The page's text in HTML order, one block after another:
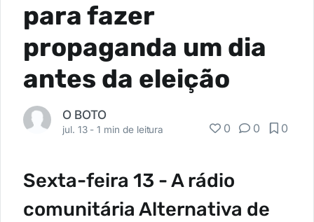
para fazer
propaganda um dia
antes da eleição
O BOTO
jul. 13 -1 min de leitura 0 0 0
Sexta-feira 13 - A rádio
comunitária Alternativa de